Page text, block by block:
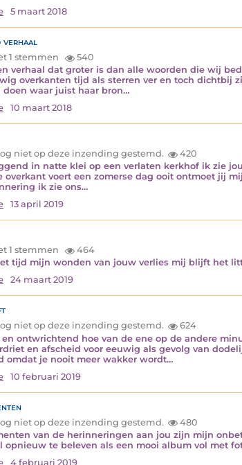
5 maart 2018
verhaal
1 stemmen
540
verhaal dat groter is dan alle woorden die wij
overkanten tijd als sterren ver en toch
doen waar juist haar bron…
10 maart 2018
niet op deze inzending gestemd.
420
in natte klei op een verlaten kerkhof ik zie
overkant voert een zomerse dag ooit ontmoet jij
ik zie ons…
13 april 2019
1 stemmen
464
tijd mijn wonden van jouw verlies mij blijft het
24 maart 2019
niet op deze inzending gestemd.
624
ontwrichtend hoe van de ene op de andere
en afscheid voor eeuwig als gevolg van
omdat je nooit meer wakker wordt…
10 februari 2019
niet op deze inzending gestemd.
480
van de herinneringen aan jou zijn mijn
opnieuw te beleven als een mooi album vol met
4 februari 2019